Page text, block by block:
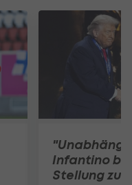
Infantino
Stellung zu